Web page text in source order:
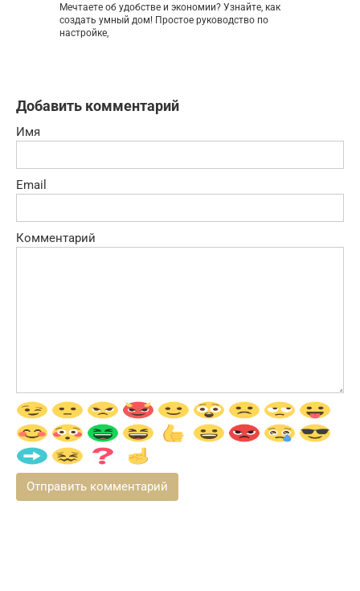
Мечтаете об удобстве и экономии? Узнайте, как
создать умный дом! Простое руководство по
настройке,
Добавить комментарий
Имя
Email
Комментарий